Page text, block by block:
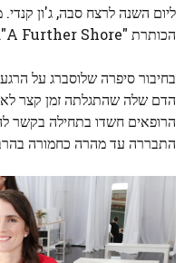
ליום השנה לרצח סבה, ג'ון
הכותרת "A Further Shore".
בחיבור סיפרה שלוסברג על
הרופאים חשדו בתחילה בקשר
התבררה עד מהרה כחמורה